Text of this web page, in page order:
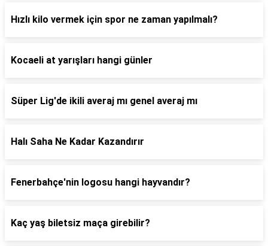
Hızlı kilo vermek için spor ne zaman yapılmalı?
Kocaeli at yarışları hangi günler
Süper Lig'de ikili averaj mı genel averaj mı
Halı Saha Ne Kadar Kazandırır
Fenerbahçe'nin logosu hangi hayvandır?
Kaç yaş biletsiz maça girebilir?